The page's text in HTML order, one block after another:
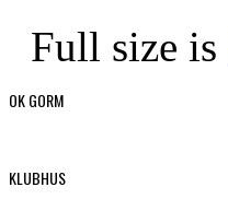
Full size is
OK GORM
KLUBHUS